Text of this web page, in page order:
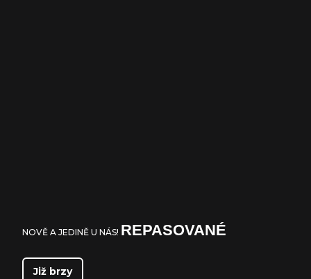
NOVĚ A JEDINĚ U NÁS! REPASOVANÉ
Již brzy